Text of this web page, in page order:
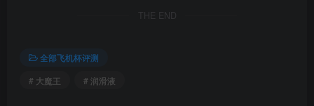
THE END
全部飞机杯评测
# 大魔王
# 润滑液